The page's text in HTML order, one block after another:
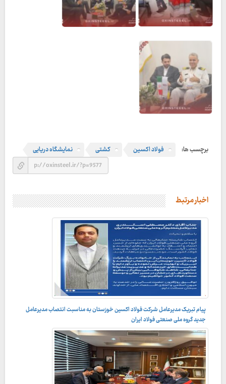
برچسب ها: فولاد اکسین کشتی نمایشگاه دریایی
اخبار مرتبط
پیام تبریک مدیرعامل شرکت فولاد اکسین خوزستان به مناسبت انتصاب مدیرعامل
جدید گروه ملی صنعتی فولاد ایران